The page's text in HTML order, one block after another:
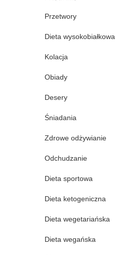
Przetwory
Dieta wysokobiałkowa
Kolacja
Obiady
Desery
Śniadania
Zdrowe odżywianie
Odchudzanie
Dieta sportowa
Dieta ketogeniczna
Dieta wegetariańska
Dieta wegańska